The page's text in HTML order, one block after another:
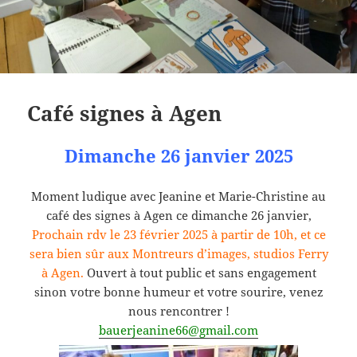
Café signes à Agen
Dimanche 26 janvier 2025
Moment ludique avec Jeanine et Marie-Christine au
café des signes à Agen ce dimanche 26 janvier,
Prochain rdv le 23 février 2025 à partir de 10h, et ce
sera bien sûr aux Montreurs d’images, studios Ferry
à Agen. Ouvert à tout public et sans engagement
sinon votre bonne humeur et votre sourire, venez
nous rencontrer !
bauerjeanine66@gmail.com